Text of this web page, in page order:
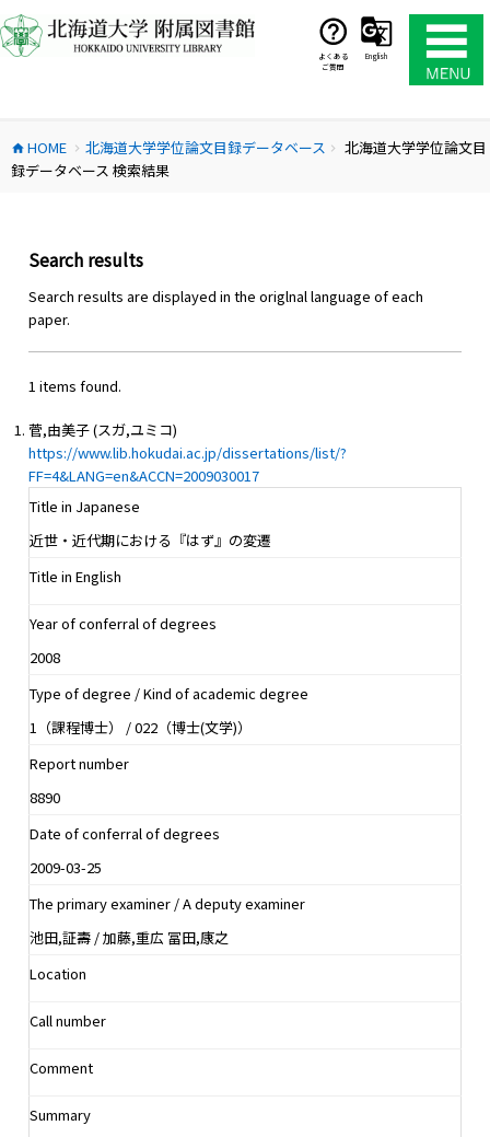
ン
テ
ス
キ
よくある
ご質問
English
home HOME chevron_right 北海道大学学位論文目録データベース chevron_right
北海道大学学位論文目
録データベース 検索結果
Search results
Search results are displayed in the origlnal language of each
paper.
1 items found.
菅,由美子 (スガ,ユミコ)
https://www.lib.hokudai.ac.jp/dissertations/list/?
FF=4&LANG=en&ACCN=2009030017
Title in Japanese
近世・近代期における『はず』の変遷
Title in English
Year of conferral of degrees
2008
Type of degree / Kind of academic degree
1（課程博士） / 022（博士(文学)）
Report number
8890
Date of conferral of degrees
2009-03-25
The primary examiner / A deputy examiner
池田,証壽 / 加藤,重広 冨田,康之
Location
Call number
Comment
Summary